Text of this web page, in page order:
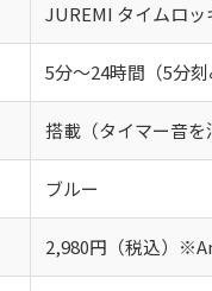
JUREMI タイムロ
5分〜24時間（5分刻
搭載（タイマー音を
ブルー
2,980円（税込）